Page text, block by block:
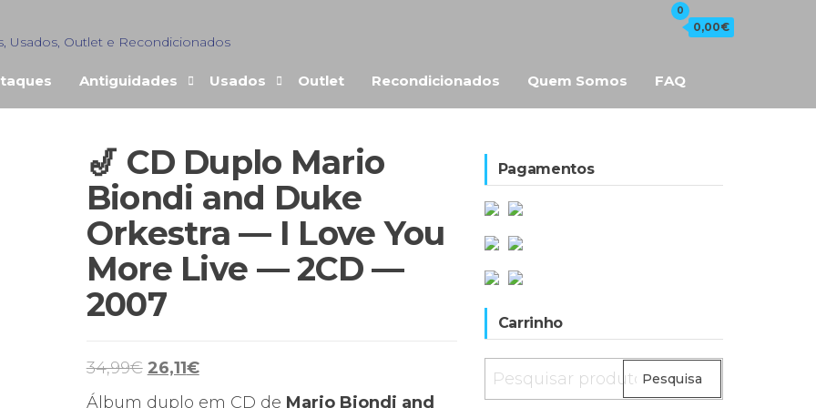
Usados, Outlet e Recondicionados
0
0,00€
Antiguidades Usados Outlet Recondicionados Quem Somos FAQ
🎷 CD Duplo Mario
Biondi and Duke
Orkestra — I Love You
More Live — 2CD —
2007
34,99€ O
preço
26,11€O
preço
Álbum duplo em CD de Mario Biondi and
Pagamentos
Carrinho
Pesquisar
por:
Pesquisa